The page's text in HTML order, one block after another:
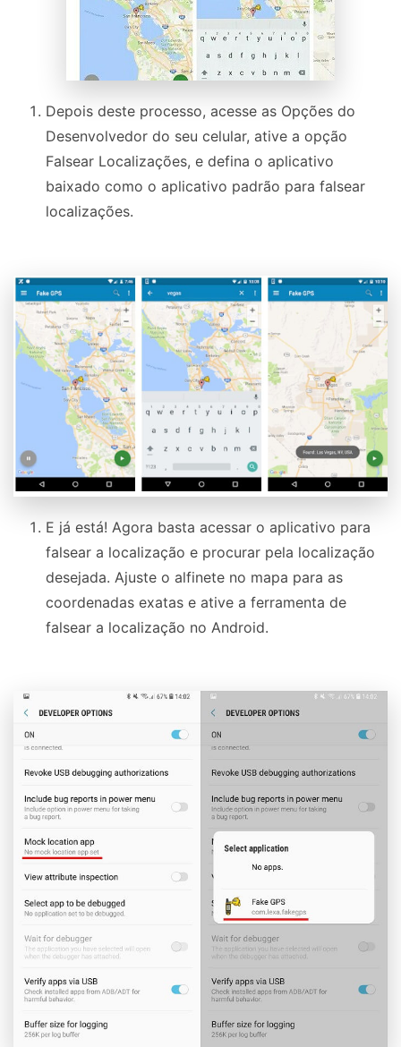
Depois deste processo, acesse as Opções do
Desenvolvedor do seu celular, ative a opção
Falsear Localizações, e defina o aplicativo
baixado como o aplicativo padrão para falsear
localizações.
E já está! Agora basta acessar o aplicativo para
falsear a localização e procurar pela localização
desejada. Ajuste o alfinete no mapa para as
coordenadas exatas e ative a ferramenta de
falsear a localização no Android.